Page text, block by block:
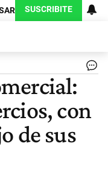
SUSCRIBITE
con
de sus